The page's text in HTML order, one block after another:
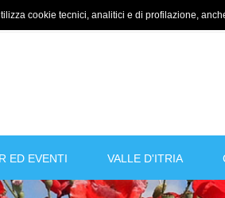
cookie tecnici, analitici e di profilazione,
ED EVENTI VALLE D'ITRIA